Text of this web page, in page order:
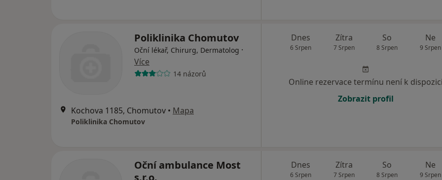
Poliklinika Chomutov
Oční lékař, Chirurg, Dermatolog ·
Více
14 názorů
Kochova 1185, Chomutov • Mapa
Poliklinika Chomutov
Dnes
6 Srpen
Zítra
7 Srpen
So
8 Srpen
Ne
9 Srpen
Online rezervace termínu není k dispozici
Zobrazit profil
Oční ambulance Most
Dnes
6 Srpen
Zítra
7 Srpen
So
8 Srpen
Ne
9 Srpen